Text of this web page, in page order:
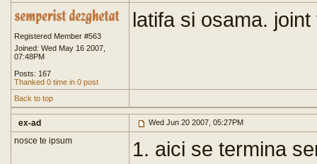
Registered Member #563
Joined: Wed May 16 2007,
07:48PM
Posts: 167
Thanked 0 time in 0 post
latifa si osama.
Back to top
ex-ad Wed Jun 20 2007, 05:27PM
nosce te ipsum
1. aici se termina